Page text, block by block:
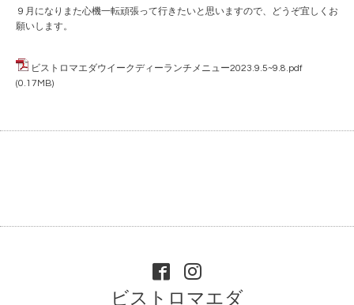
９月になりまた心機一転頑張って行きたいと思いますので、どうぞ宜しくお
願いします。
ビストロマエダウイークディーランチメニュー2023.9.5~9.8.pdf
(0.17MB)
ビストロマエダ